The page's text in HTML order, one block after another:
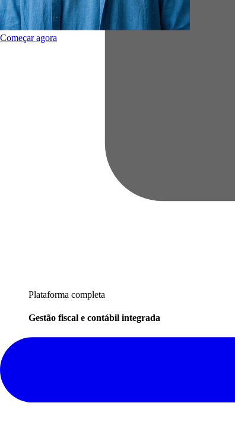
Plataforma completa
Gestão fiscal e contábil integrada
Começar agora